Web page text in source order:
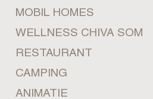
MOBIL HOMES
WELLNESS CHIVA SOM
RESTAURANT
CAMPING
ANIMATIE